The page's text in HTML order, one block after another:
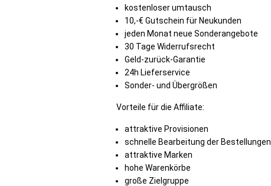
kostenloser umtausch
10,-€ Gutschein für Neukunden
jeden Monat neue Sonderangebote
30 Tage Widerrufsrecht
Geld-zurück-Garantie
24h Lieferservice
Sonder- und Übergrößen
Vorteile für die Affiliate:
attraktive Provisionen
schnelle Bearbeitung der Bestellungen
attraktive Marken
hohe Warenkörbe
große Zielgruppe